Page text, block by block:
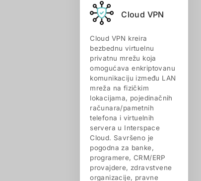
Cloud VPN
Cloud VPN kreira
bezbednu virtuelnu
privatnu mrežu koja
omogućava enkriptovanu
komunikaciju između LAN
mreža na fizičkim
lokacijama, pojedinačnih
računara/pametnih
telefona i virtuelnih
servera u Interspace
Cloud. Savršeno je
pogodna za banke,
programere, CRM/ERP
provajdere, zdravstvene
organizacije, pravne